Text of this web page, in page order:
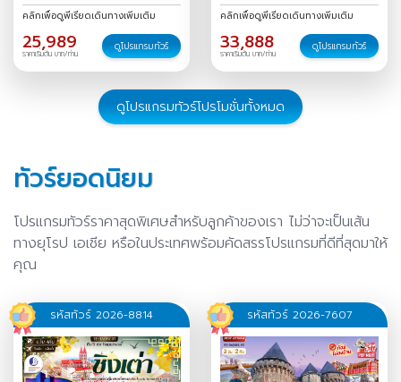
คลิกเพื่อดูพีเรียดเดินทางเพิ่มเติม
25,989
ราคาเริ่มต้น บาท/ท่าน
ดูโปรแกรมทัวร์
24/19-25/20-26/21-27
/
25-31
26 ธ.ค.-01 ม.ค./27
ธ.ค.-02 ม.ค./30 ธ.ค.-05
คลิกเพื่อดูพีเรียดเดินทางเพิ่มเติม
33,888
ราคาเริ่มต้น บาท/ท่าน
ดูโปรแกรมทัวร์
ดูโปรแกรมทัวร์โปรโมชั่นทั้งหมด
ทัวร์ยอดนิยม
โปรแกรมทัวร์ราคาสุดพิเศษสำหรับลูกค้าของเรา ไม่ว่าจะเป็นเส้น
ทางยุโรป เอเชีย หรือในประเทศพร้อมคัดสรรโปรแกรมที่ดีที่สุดมาให้
คุณ
รหัสทัวร์ 2026-8814 รหัสทัวร์ 2026-7607